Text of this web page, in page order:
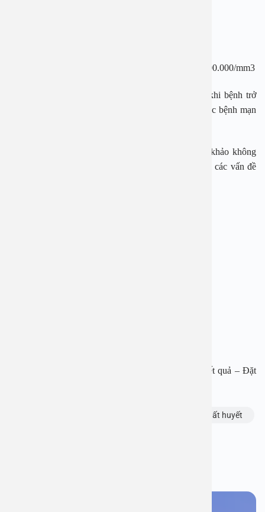
– Hct tăng cao nhưng tiểu cầu giảm nhanh chóng ≤ 100.000/mm3
– Nhà xa bệnh viện, không thể nhập viện kịp thời khi bệnh trở
nặng, gia đình không có khả năng theo dõi sát, có các bệnh mạn
Những thông tin trong bài viết chỉ có ý nghĩa tham khảo không
thay thế cho việc thăm khám, chẩn đoán hay điều trị các vấn đề
Tải APP Bệnh viện đa khoa An Việt để “Tra cứu kết quả – Đặt
Sốt xuất huyết